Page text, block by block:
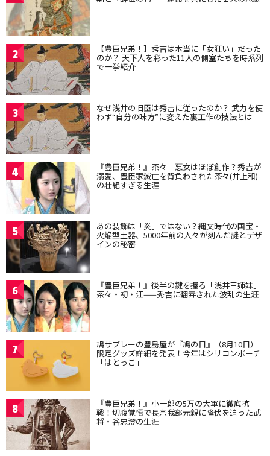
2 【豊臣兄弟！】秀吉は本当に「女狂い」だった
のか？ 天下人を彩った11人の側室たちを時系列
で一挙紹介
3 なぜ浅井の旧臣は秀吉に従ったのか？ 武力を使
わず“自分の味方”に変えた裏工作の技法とは
4 『豊臣兄弟！』茶々＝悪女はほぼ創作？秀吉が
溺愛、豊臣家滅亡を背負わされた茶々(井上和)
の壮絶すぎる生涯
5 あの装飾は「炎」ではない？縄文時代の国宝・
火焔型土器、5000年前の人々が刻んだ謎とデザ
インの秘密
6 『豊臣兄弟！』後半の鍵を握る「浅井三姉妹」
茶々・初・江——秀吉に翻弄された波乱の生涯
7 鳩サブレーの豊島屋が『鳩の日』（8月10日）
限定グッズ詳細を発表！今年はシリコンポーチ
「はとっこ」
8 『豊臣兄弟！』小一郎の5万の大軍に徹底抗
戦！切腹覚悟で長宗我部元親に降伏を迫った武
将・谷忠澄の生涯